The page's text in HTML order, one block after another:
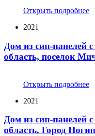
Открыть подробнее
2021
Дом из сип-панелей
область, поселок
Открыть подробнее
2021
Дом из сип-панелей
область. Город